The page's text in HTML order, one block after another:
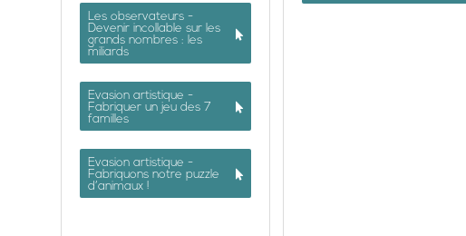
Les observateurs -
Devenir incollable sur les
grands nombres : les
miliards
Evasion artistique -
Fabriquer un jeu des 7
familles
Evasion artistique -
Fabriquons notre puzzle
d’animaux !